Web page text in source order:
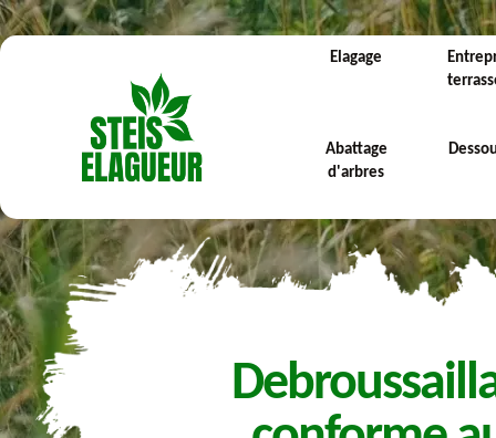
Elagage
Abattage
d'arbres